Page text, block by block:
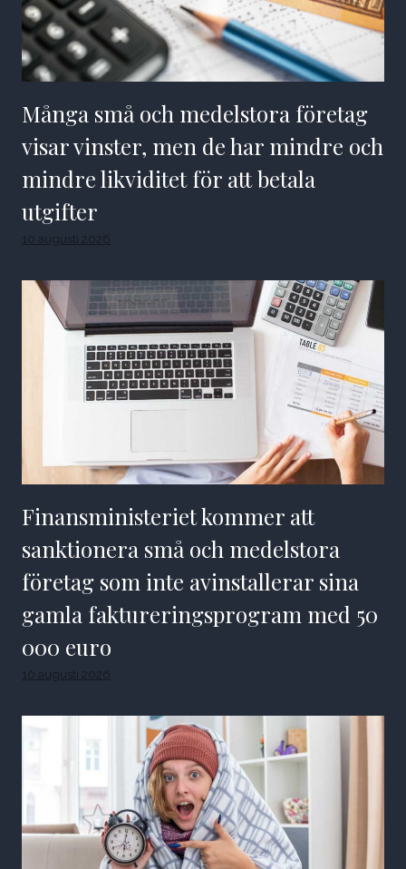
Många små och medelstora företag
visar vinster, men de har mindre och
mindre likviditet för att betala
utgifter
10 augusti 2026
Finansministeriet kommer att
sanktionera små och medelstora
företag som inte avinstallerar sina
gamla faktureringsprogram med 50
000 euro
10 augusti 2026